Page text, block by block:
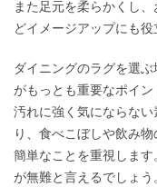
また足元を柔らかくし
どイメージアップにも役
ダイニングのラグを選
がもっとも重要なポイ
汚れに強く気にならな
り、食べこぼしや飲み
簡単なことを重視しま
が無難と言えるでしょう